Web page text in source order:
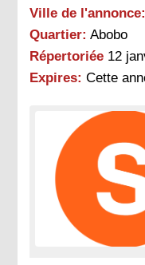
Ville de l'annonce:
Quartier: Abobo
Répertoriée 12
Expires: Cette